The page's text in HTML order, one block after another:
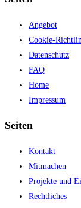
Angebot
Cookie-
Datenschutz
FAQ
Home
Impressum
Seiten
Kontakt
Mitmachen
Projekte und
Rechtliches